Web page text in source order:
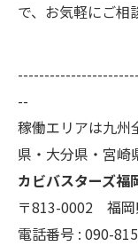
で、お気軽にご相
--
稼働エリアは九州
県・大分県・宮崎
カビバスターズ福
〒813-0002 福岡
電話番号 : 090-